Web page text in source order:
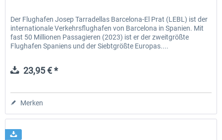
0,00 € * 35,69 € *
Der Flughafen Josep Tarradellas Barcelona-El Prat (LEBL) ist der
internationale Verkehrsflughafen von Barcelona in Spanien. Mit
fast 50 Millionen Passagieren (2023) ist er der zweitgrößte
Flughafen Spaniens und der Siebtgrößte Europas....
23,95 € *
Merken